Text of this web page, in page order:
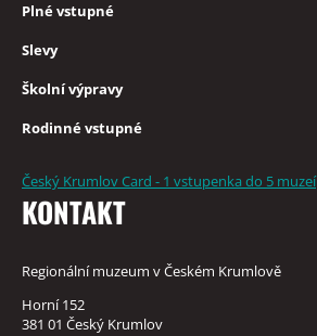
Plné vstupné
Slevy
Školní výpravy
Rodinné vstupné
Český Krumlov Card - 1 vstupenka do 5 muzeí
KONTAKT
Regionální muzeum v Českém Krumlově
Horní 152
381 01 Český Krumlov